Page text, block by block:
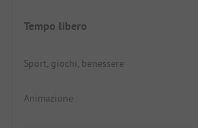
Tempo libero
Sport, giochi, benessere
Animazione